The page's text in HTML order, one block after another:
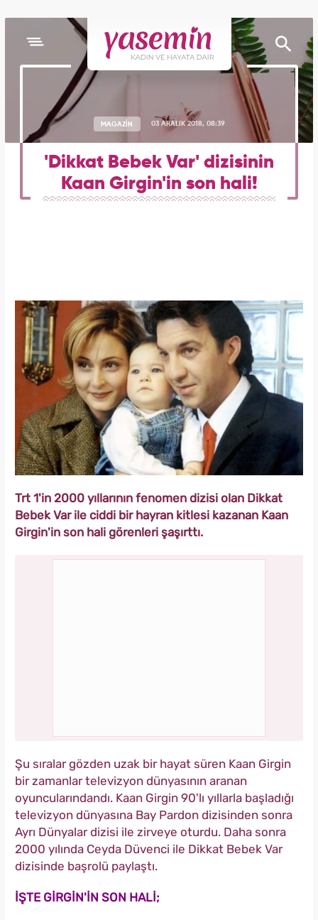
MAGAZİN 03 ARALIK 2018, 08:39
'Dikkat Bebek Var' dizisinin
Kaan Girgin'in son hali!
Trt 1'in 2000 yıllarının fenomen dizisi olan Dikkat
Bebek Var ile ciddi bir hayran kitlesi kazanan Kaan
Girgin'in son hali görenleri şaşırttı.
Şu sıralar gözden uzak bir hayat süren Kaan Girgin
bir zamanlar televizyon dünyasının aranan
oyuncularındandı. Kaan Girgin 90'lı yıllarla başladığı
televizyon dünyasına Bay Pardon dizisinden sonra
Ayrı Dünyalar dizisi ile zirveye oturdu. Daha sonra
2000 yılında Ceyda Düvenci ile Dikkat Bebek Var
dizisinde başrolü paylaştı.
İŞTE GİRGİN'İN SON HALİ;